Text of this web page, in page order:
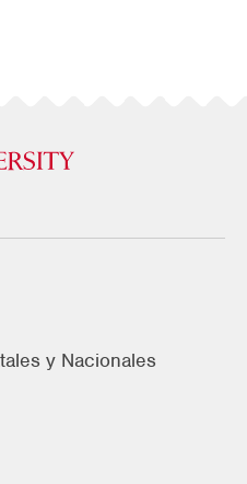
y Nacionales